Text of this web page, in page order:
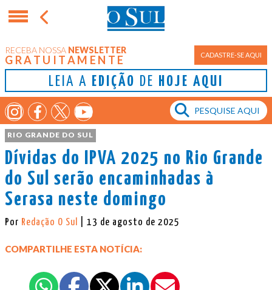
RECEBA NOSSA NEWSLETTER
GRATUITAMENTE CADASTRE-SE AQUI
LEIA A EDIÇÃO DE HOJE AQUI
RIO GRANDE DO SUL
Dívidas do IPVA 2025 no Rio Grande
do Sul serão encaminhadas à
Serasa neste domingo
Por Redação O Sul | 13 de agosto de 2025
COMPARTILHE ESTA NOTÍCIA: